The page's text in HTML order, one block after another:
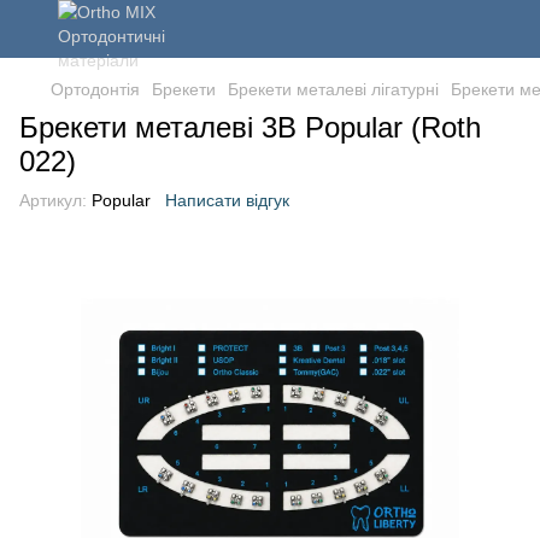
Ортодонтія Брекети Брекети металеві лігатурні Брекети
Брекети металеві 3B Popular (Roth
022)
Артикул: Popular Написати відгук